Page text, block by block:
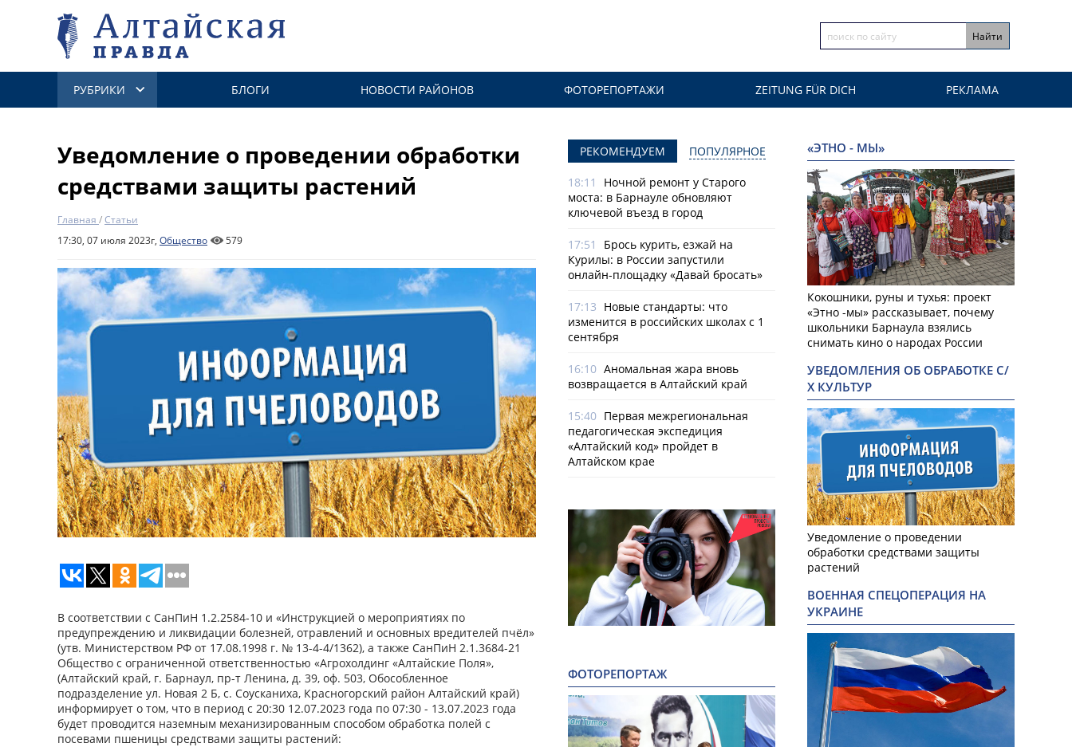
РУБРИКИ БЛОГИ НОВОСТИ РАЙОНОВ ФОТОРЕПОРТАЖИ ZEITUNG FÜR DICH РЕКЛАМА
Уведомление о проведении обработки
средствами защиты растений
Главная /Статьи
17:30, 07 июля 2023г, Общество 579
В соответствии с СанПиН 1.2.2584-10 и «Инструкцией о мероприятиях по
предупреждению и ликвидации болезней, отравлений и основных вредителей пчёл»
(утв. Министерством РФ от 17.08.1998 г. № 13-4-4/1362), а также СанПиН 2.1.3684-21
Общество с ограниченной ответственностью «Агрохолдинг «Алтайские Поля»,
(Алтайский край, г. Барнаул, пр-т Ленина, д. 39, оф. 503, Обособленное
подразделение ул. Новая 2 Б, с. Соусканиха, Красногорский район Алтайский край)
информирует о том, что в период с 20:30 12.07.2023 года по 07:30 - 13.07.2023 года
будет проводится наземным механизированным способом обработка полей с
посевами пшеницы средствами защиты растений:
РЕКОМЕНДУЕМ ПОПУЛЯРНОЕ
18:11
Ночной ремонт у Старого
моста: в Барнауле обновляют
ключевой въезд в город
17:51
Брось курить, езжай на
Курилы: в России запустили
онлайн-­площадку «Давай бросать»
17:13 Новые стандарты: что
изменится в российских школах с 1
сентября
16:10 Аномальная жара вновь
возвращается в Алтайский край
15:40 Первая межрегиональная
педагогическая экспедиция
«Алтайский код» пройдет в
Алтайском крае
ФОТОРЕПОРТАЖ
«ЭТНО - МЫ»
Кокошники, руны и тухья: проект
«Этно -мы» рассказывает, почему
школьники Барнаула взялись
снимать кино о народах России
УВЕДОМЛЕНИЯ ОБ ОБРАБОТКЕ С/
Х КУЛЬТУР
Уведомление о проведении
обработки средствами защиты
растений
ВОЕННАЯ СПЕЦОПЕРАЦИЯ НА
УКРАИНЕ